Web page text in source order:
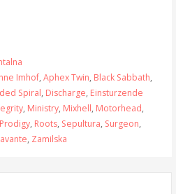
Imhof, Aphex Twin, Black Sabbath,
Spiral, Discharge, Einsturzende
, Ministry, Mixhell, Motorhead,
Prodigy, Roots, Sepultura, Surgeon,
, Zamilska